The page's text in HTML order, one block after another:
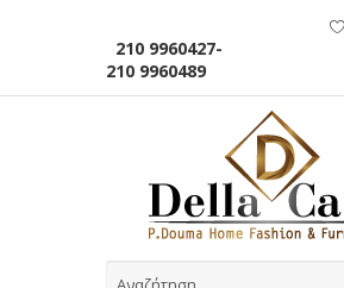
210 9960427-
210 9960489